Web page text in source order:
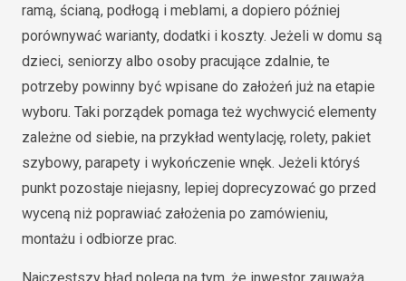
ramą, ścianą, podłogą i meblami, a dopiero później
porównywać warianty, dodatki i koszty. Jeżeli w domu są
dzieci, seniorzy albo osoby pracujące zdalnie, te
potrzeby powinny być wpisane do założeń już na etapie
wyboru. Taki porządek pomaga też wychwycić elementy
zależne od siebie, na przykład wentylację, rolety, pakiet
szybowy, parapety i wykończenie wnęk. Jeżeli któryś
punkt pozostaje niejasny, lepiej doprecyzować go przed
wyceną niż poprawiać założenia po zamówieniu,
montażu i odbiorze prac.
Najczęstszy błąd polega na tym, że inwestor zauważa